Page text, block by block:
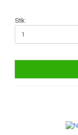
Stk: